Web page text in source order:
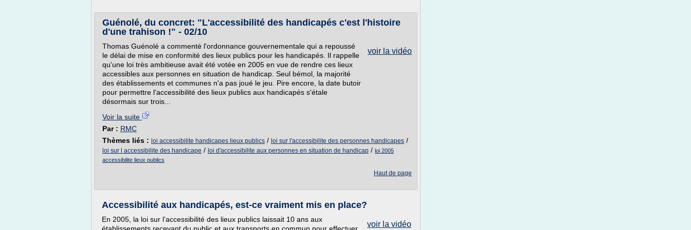
Guénolé, du concret: "L'accessibilité des handicapés c'est l'histoire
d'une trahison !" - 02/10
voir la vidéo
Thomas Guénolé a commenté l'ordonnance gouvernementale qui a repoussé
le délai de mise en conformité des lieux publics pour les handicapés. Il rappelle
qu'une loi très ambitieuse avait été votée en 2005 en vue de rendre ces lieux
accessibles aux personnes en situation de handicap. Seul bémol, la majorité
des établissements et communes n'a pas joué le jeu. Pire encore, la date butoir
pour permettre l'accessibilité des lieux publics aux handicapés s'étale
désormais sur trois...
Voir la suite
Par : RMC
Thèmes liés : loi accessibilite handicapes lieux publics / loi sur l'accessibilite des personnes handicapes /
loi sur l accessibilite des handicape / loi d'accessibilite aux personnes en situation de handicap / loi 2005
accessibilite lieux publics
Haut de page
Accessibilité aux handicapés, est-ce vraiment mis en place?
voir la vidéo
En 2005, la loi sur l’accessibilité des lieux publics laissait 10 ans aux